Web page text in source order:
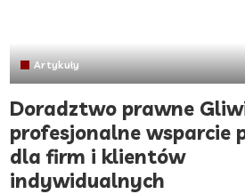
Artykuły
Doradztwo prawne
profesjonalne wsparcie
dla firm i klientów
indywidualnych